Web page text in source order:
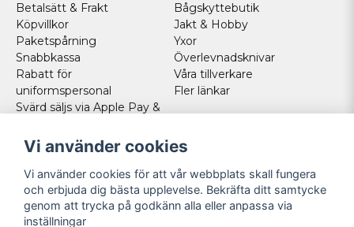
Betalsätt & Frakt
Köpvillkor
Paketspårning
Snabbkassa
Rabatt för
uniformspersonal
Svärd säljs via Apple Pay &
Norska kunder
Cookies
Bågskyttebutik
Jakt & Hobby
Yxor
Överlevnadsknivar
Våra tillverkare
Fler länkar
FÖLJ OSS
Facebook
Vi använder cookies
Vi använder cookies för att vår webbplats skall fungera
och erbjuda dig bästa upplevelse. Bekräfta ditt samtycke
genom att trycka på godkänn alla eller anpassa via
inställningar